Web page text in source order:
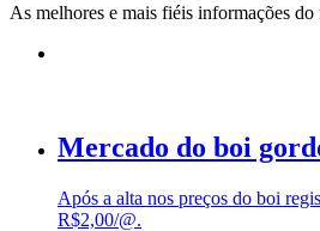
As melhores e mais fiéis informações do
Mercado do boi
Após a alta nos preços do boi
R$2,00/@.